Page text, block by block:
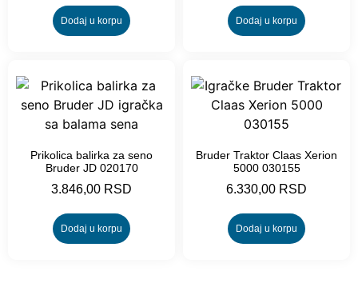
Dodaj u korpu Dodaj u korpu
Prikolica balirka za seno
Bruder JD 020170
3.846,00 RSD
Dodaj u korpu
Bruder Traktor Claas Xerion
5000 030155
6.330,00 RSD
Dodaj u korpu